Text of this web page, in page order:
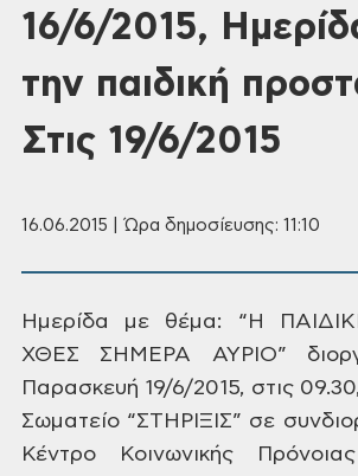
16/6/2015,
την παιδική
Στις 19/6/2015
16.06.2015 | Ώρα δημοσίευσης: 11:10
Ημερίδα με θέμα: “Η
ΧΘΕΣ ΣΗΜΕΡΑ ΑΥΡΙΟ”
Παρασκευή 19/6/2015, στις
Σωματείο “ΣΤΗΡΙΞΙΣ” σε
Κέντρο Κοινωνικής